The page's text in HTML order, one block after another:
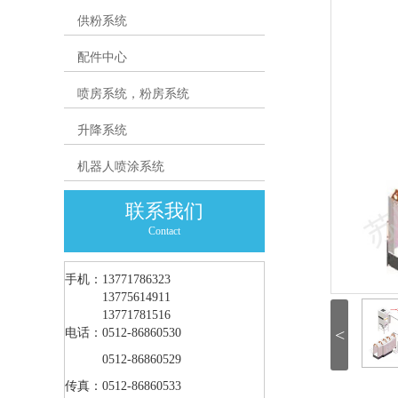
供粉系统
配件中心
喷房系统，粉房系统
升降系统
机器人喷涂系统
联系我们
Contact
手机：13771786323
13775614911
13771781516
电话：0512-86860530
0512-86860529
传真：0512-86860533
<